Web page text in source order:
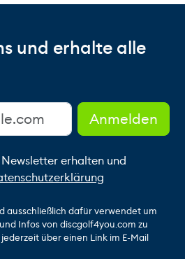
und erhalte alle
erhalten und
ausschließlich dafür verwendet um
Infos von discgolf4you.com zu
über einen Link im E-Mail